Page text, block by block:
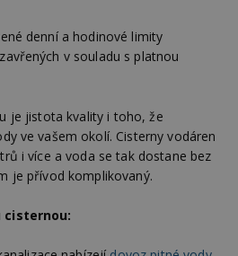
denní a hodinové limity
v souladu s platnou
je jistota kvality i toho, že
ve vašem okolí. Cisterny vodáren
i více a voda se tak dostane bez
je přívod komplikovaný.
cisternou: